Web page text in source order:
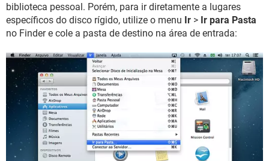
biblioteca pessoal. Porém, para ir diretamente a lugares
específicos do disco rígido, utilize o menu Ir > Ir para Pasta
no Finder e cole a pasta de destino na área de entrada: